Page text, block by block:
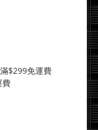
$299免運費
費